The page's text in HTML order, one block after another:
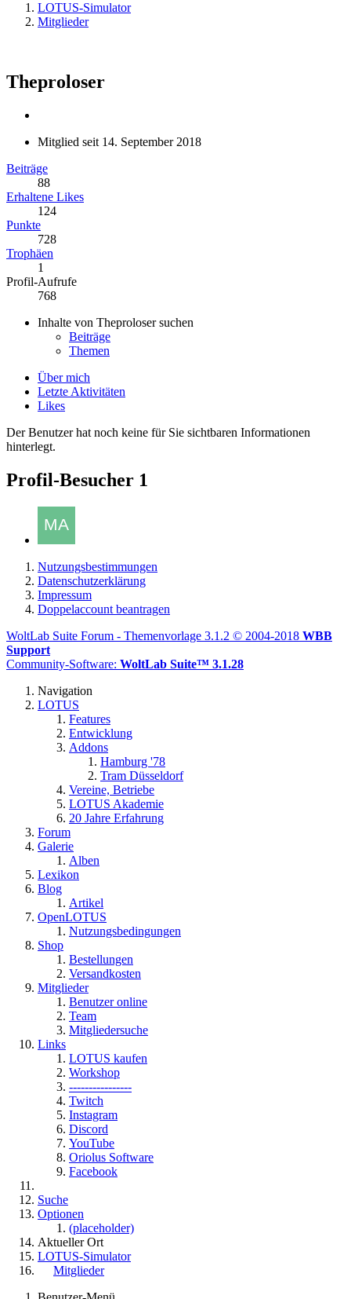
LOTUS-Simulator
Mitglieder
Theproloser
Mitglied seit 14. September 2018
Beiträge
88
Erhaltene Likes
124
Punkte
728
Trophäen
1
Profil-Aufrufe
768
Inhalte von Theproloser suchen
Beiträge
Themen
Über mich
Letzte Aktivitäten
Likes
Der Benutzer hat noch keine für Sie sichtbaren Informationen
hinterlegt.
Profil-Besucher 1
Nutzungsbestimmungen
Datenschutzerklärung
Impressum
Doppelaccount beantragen
WoltLab Suite Forum - Themenvorlage 3.1.2 © 2004-2018 WBB
Support
Community-Software: WoltLab Suite™ 3.1.28
Navigation
LOTUS
Features
Entwicklung
Addons
Hamburg '78
Tram Düsseldorf
Vereine, Betriebe
LOTUS Akademie
20 Jahre Erfahrung
Forum
Galerie
Alben
Lexikon
Blog
Artikel
OpenLOTUS
Nutzungsbedingungen
Shop
Bestellungen
Versandkosten
Mitglieder
Benutzer online
Team
Mitgliedersuche
Links
LOTUS kaufen
Workshop
----------------
Twitch
Instagram
Discord
YouTube
Oriolus Software
Facebook
Suche
Optionen
(placeholder)
Aktueller Ort
LOTUS-Simulator
Mitglieder